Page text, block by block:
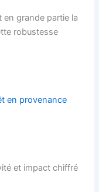
grande partie la
robustesse
en provenance
et impact chiffré